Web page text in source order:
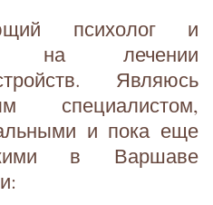
психолог и
на лечении
Являюсь
специалистом,
и пока еще
в Варшаве